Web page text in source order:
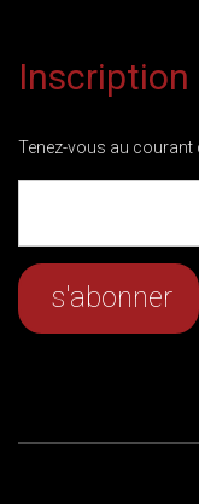
Tenez-vous au courant